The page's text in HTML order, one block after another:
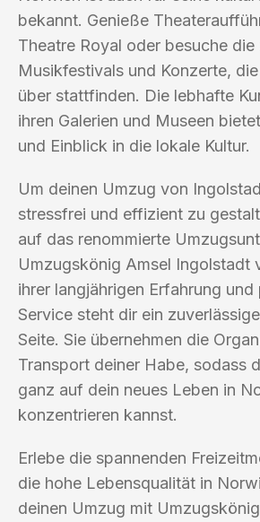
bekannt. Genieße
Theatre Royal oder besuche die
Musikfestivals und Konzerte,
über stattfinden. Die lebhafte
ihren Galerien und Museen
und Einblick in die lokale Kultur.
Um deinen Umzug von
stressfrei und effizient zu
auf das renommierte
Umzugskönig Amsel Ingolstadt
ihrer langjährigen Erfahrung
Service steht dir ein
Seite. Sie übernehmen die
Transport deiner Habe, sodass
ganz auf dein neues Leben in
konzentrieren kannst.
Erlebe die spannenden
die hohe Lebensqualität in
deinen Umzug mit